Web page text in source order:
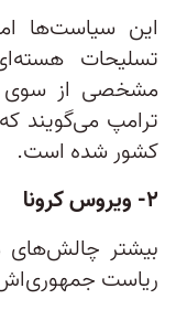
این سیاست‌ها
تسلیحات
مشخصی از سوی
ترامپ می‌گویند
کشور شده است.
۲- ویروس کرونا
بیشتر چالش‌های
ریاست‌ جمهوری‌اش